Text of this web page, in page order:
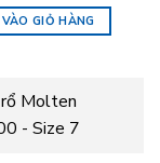
GIỎ HÀNG